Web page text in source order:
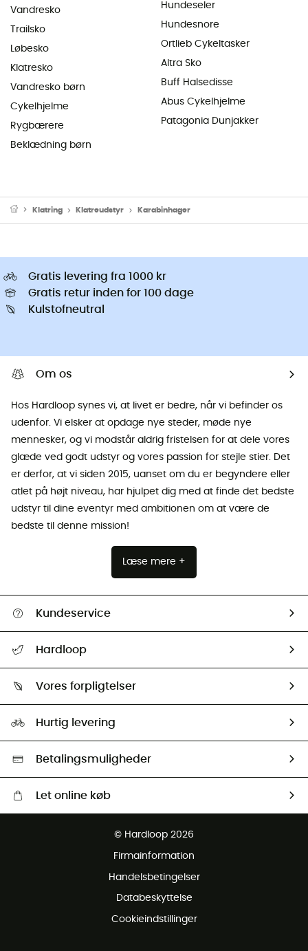
Vandresko
Trailsko
Løbesko
Klatresko
Vandresko børn
Cykelhjelme
Rygbærere
Beklædning børn
Hundeseler
Hundesnore
Ortlieb Cykeltasker
Altra Sko
Buff Halsedisse
Abus Cykelhjelme
Patagonia Dunjakker
Klatring Klatreudstyr Karabinhager
Gratis levering fra 1000 kr
Gratis retur inden for 100 dage
Kulstofneutral
Om os
Hos Hardloop synes vi, at livet er bedre, når vi befinder os
udenfor. Vi elsker at opdage nye steder, møde nye
mennesker, og vi modstår aldrig fristelsen for at dele vores
glæde ved godt udstyr og vores passion for stejle stier. Det
er derfor, at vi siden 2015, uanset om du er begyndere eller
atlet på højt niveau, har hjulpet dig med at finde det bedste
udstyr til dine eventyr med ambitionen om at være de
bedste til denne mission!
Læse mere +
Kundeservice
Returnering & Tilbagebetaling
Hardloop
Our ambassadors
Vores forpligtelser
Second hand
HardGreen Udvalg
Hurtig levering
Betalingsmuligheder
Let online køb
© Hardloop 2026
Firmainformation
Handelsbetingelser
Databeskyttelse
Cookieindstillinger